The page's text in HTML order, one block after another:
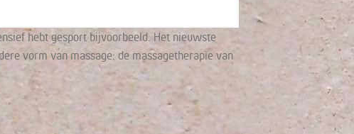
hebt gesport bijvoorbeeld. Het nieuwste
vorm van massage: de massagetherapie van